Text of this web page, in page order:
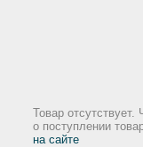
Товар
о поступлении
на сайте